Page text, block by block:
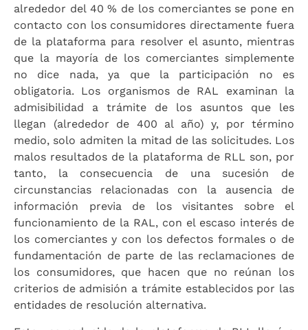
alrededor del 40 % de los comerciantes se pone en
contacto con los consumidores directamente fuera
de la plataforma para resolver el asunto, mientras
que la mayoría de los comerciantes simplemente
no dice nada, ya que la participación no es
obligatoria. Los organismos de RAL examinan la
admisibilidad a trámite de los asuntos que les
llegan (alrededor de 400 al año) y, por término
medio, solo admiten la mitad de las solicitudes. Los
malos resultados de la plataforma de RLL son, por
tanto, la consecuencia de una sucesión de
circunstancias relacionadas con la ausencia de
información previa de los visitantes sobre el
funcionamiento de la RAL, con el escaso interés de
los comerciantes y con los defectos formales o de
fundamentación de parte de las reclamaciones de
los consumidores, que hacen que no reúnan los
criterios de admisión a trámite establecidos por las
entidades de resolución alternativa.